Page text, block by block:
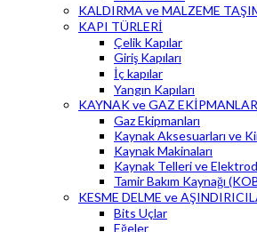
KALDIRMA ve MALZEME
KAPI TÜRLERİ
Çelik Kapılar
Giriş Kapıları
İç kapılar
Yangın Kapıları
KAYNAK ve GAZ
Gaz Ekipmanları
Kaynak Aksesuarları ve
Kaynak Makinaları
Kaynak Telleri ve
Tamir Bakım Kaynağı
KESME DELME ve
Bits Uçlar
Eğeler